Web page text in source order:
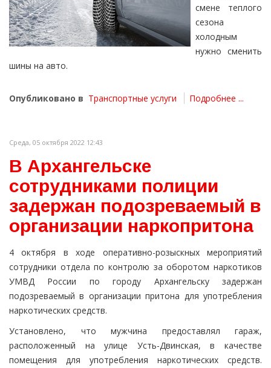
смене теплого
сезона
холодным
нужно сменить
шины на авто.
Опубликовано в Транспортные услуги Подробнее ...
Среда, 05 октября 2022 12:43
В Архангельске
сотрудниками полиции
задержан подозреваемый в
организации наркопритона
4 октября в ходе оперативно-розыскных мероприятий
сотрудники отдела по контролю за оборотом наркотиков
УМВД России по городу Архангельску задержан
подозреваемый в организации притона для употребления
наркотических средств.
Установлено, что мужчина предоставлял гараж,
расположенный на улице Усть-Двинская, в качестве
помещения для употребления наркотических средств.